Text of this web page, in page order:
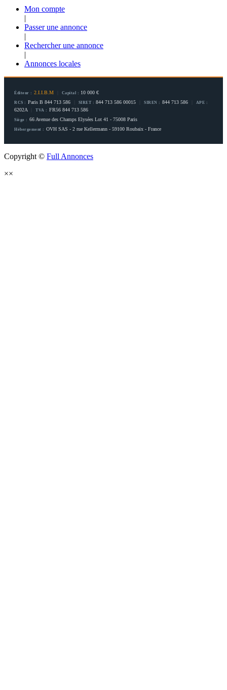
Mon compte
|
Passer une annonce
|
Rechercher une annonce
|
Annonces locales
Éditeur : 2.I.I.B.M Capital : 10 000 €
RCS : Paris B 844 713 586 SIRET : 844 713 586 00015 SIREN : 844 713 586 APE :
6202A TVA : FR56 844 713 586
Siège : 66 Avenue des Champs Elysées Lot 41 - 75008 Paris
Hébergement : OVH SAS - 2 rue Kellermann - 59100 Roubaix - France
Copyright © Full Annonces
××